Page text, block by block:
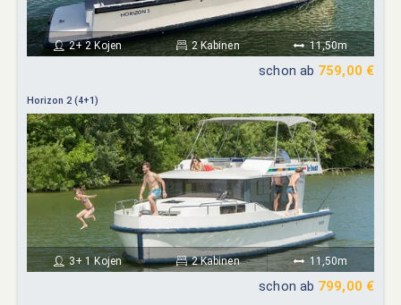
2+ 2 Kojen 2 Kabinen 11,50m
schon ab 759,00 €
Horizon 2 (4+1)
3+ 1 Kojen 2 Kabinen 11,50m
schon ab 799,00 €